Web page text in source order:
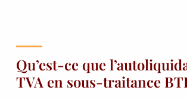
Qu’est-ce que
TVA en sous-traitance